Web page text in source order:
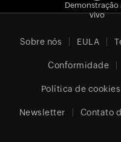
Demonstração
vivo
Sobre nós EULA
Conformidade
Política de cookies
Newsletter Contato